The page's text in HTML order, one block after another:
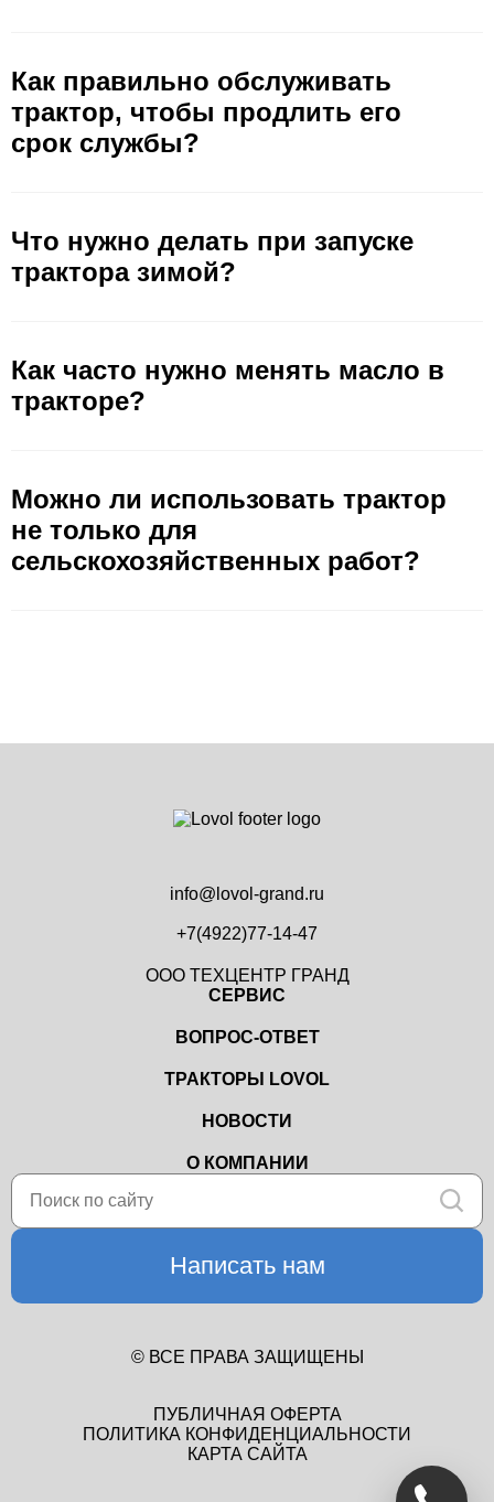
Как правильно обслуживать
трактор, чтобы продлить его
срок службы?
Что нужно делать при запуске
трактора зимой?
Как часто нужно менять масло в
тракторе?
Можно ли использовать трактор
не только для
сельскохозяйственных работ?
info@lovol-grand.ru
+7(4922)77-14-47
ООО ТЕХЦЕНТР ГРАНД
СЕРВИС
ВОПРОС-ОТВЕТ
ТРАКТОРЫ LOVOL
НОВОСТИ
О КОМПАНИИ
Написать нам
© ВСЕ ПРАВА ЗАЩИЩЕНЫ
ПУБЛИЧНАЯ ОФЕРТА
ПОЛИТИКА КОНФИДЕНЦИАЛЬНОСТИ
КАРТА САЙТА